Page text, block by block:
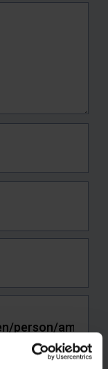
je de fout zag.